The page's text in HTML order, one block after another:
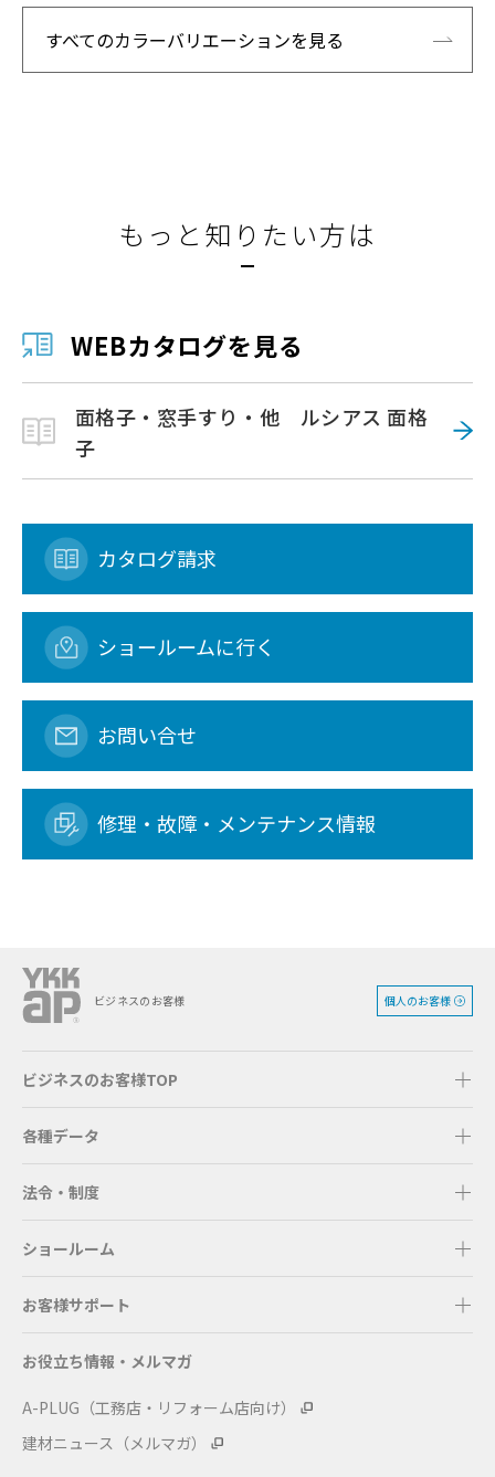
すべてのカラーバリエーションを見る
もっと知りたい方は
WEBカタログを見る
面格子・窓手すり・他 ルシアス 面格
子
カタログ請求
ショールームに行く
お問い合せ
修理・故障・メンテナンス情報
ビジネスのお客様 個人のお客様
ビジネスのお客様TOP
各種データ
法令・制度
ショールーム
お客様サポート
お役立ち情報・メルマガ
A-PLUG（工務店・リフォーム店向け）
建材ニュース（メルマガ）